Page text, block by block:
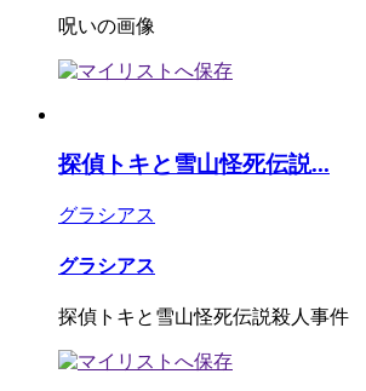
呪いの画像
探偵トキと雪山怪死伝説...
グラシアス
グラシアス
探偵トキと雪山怪死伝説殺人事件